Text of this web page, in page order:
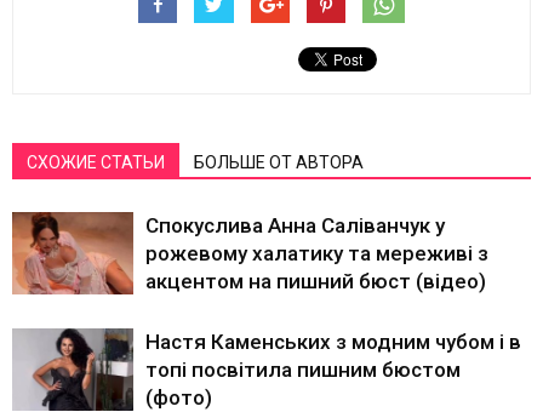
СХОЖИЕ СТАТЬИ БОЛЬШЕ ОТ АВТОРА
Спокуслива Анна Саліванчук у
рожевому халатику та мереживі з
акцентом на пишний бюст (відео)
Настя Каменських з модним чубом і в
топі посвітила пишним бюстом
(фото)